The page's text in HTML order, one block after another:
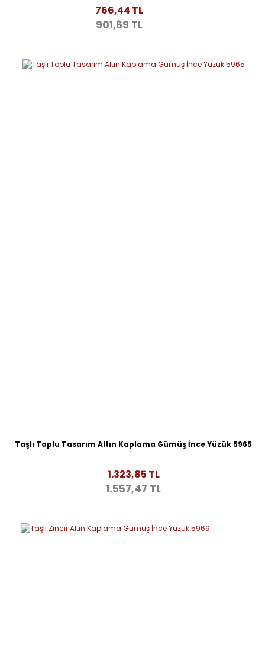
766,44 TL
901,69 TL
Taşlı Toplu Tasarım Altın Kaplama Gümüş İnce Yüzük 5965
1.323,85 TL
1.557,47 TL